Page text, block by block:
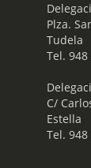
Plza.
Tudela
Tel.
C/
Estella
Tel. 948